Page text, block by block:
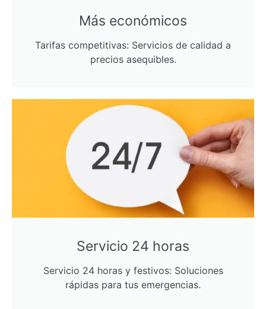
Más económicos
Tarifas competitivas: Servicios de calidad a
precios asequibles.
Servicio 24 horas
Servicio 24 horas y festivos: Soluciones
rápidas para tus emergencias.